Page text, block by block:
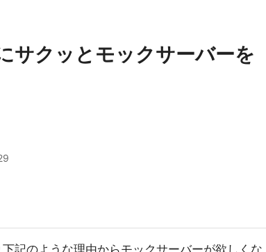
サクッとモックサーバーを
記のような理由からモックサーバーが欲しくな